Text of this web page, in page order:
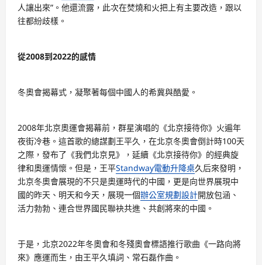
人讓出來”。他還流露，此次在焚燒和火把上有主要改造，跟以
往都紛歧樣。
從2008到2022的感情
冬奧會揭幕式，凝聚著每個中國人的希冀與酷愛。
2008年北京奧運會揭幕前，群星演唱的《北京接待你》火遍年
夜街冷巷。這首歌的總謀劃王平久，在北京冬奧會倒計時100天
之際，發布了《我們北京見》，延續《北京接待你》的經典旋
律和奧運情懷。但是，王平Standway電動升降桌久后來發明，
北京冬奧會展現的不只是奧運時代的中國，更是向世界展現中
國的昨天、明天和今天，展現一個辦公室規劃設計開放包涵、
活力勃勃、連合世界國民聯袂共進、共創將來的中國。
于是，北京2022年冬奧會和冬殘奧會標語推行歌曲《一路向將
來》應運而生，由王平久填詞、常石磊作曲。